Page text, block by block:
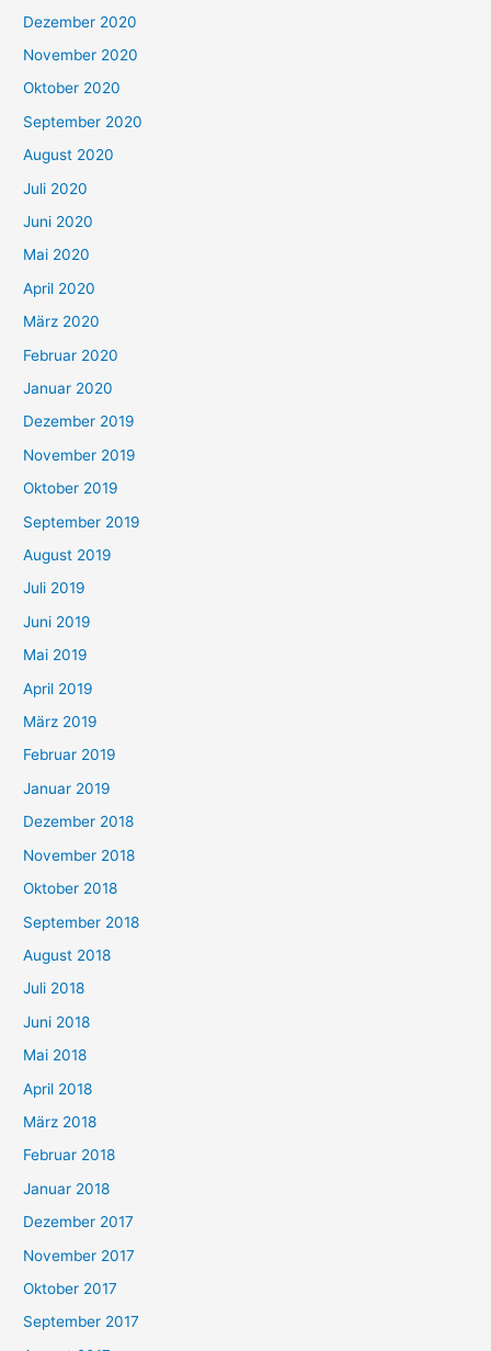
Dezember 2020
November 2020
Oktober 2020
September 2020
August 2020
Juli 2020
Juni 2020
Mai 2020
April 2020
März 2020
Februar 2020
Januar 2020
Dezember 2019
November 2019
Oktober 2019
September 2019
August 2019
Juli 2019
Juni 2019
Mai 2019
April 2019
März 2019
Februar 2019
Januar 2019
Dezember 2018
November 2018
Oktober 2018
September 2018
August 2018
Juli 2018
Juni 2018
Mai 2018
April 2018
März 2018
Februar 2018
Januar 2018
Dezember 2017
November 2017
Oktober 2017
September 2017